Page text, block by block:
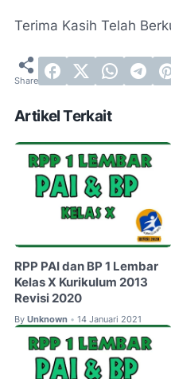
Terima Kasih Telah
Artikel Terkait
RPP PAI dan BP 1 Lembar
Kelas X Kurikulum 2013
Revisi 2020
By Unknown • 14 Januari 2021